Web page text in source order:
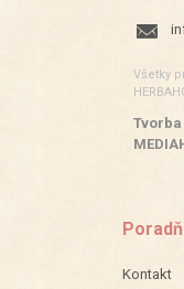
Všetky
Kontakt